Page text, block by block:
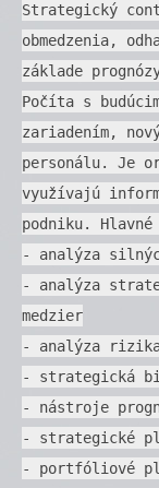
Strategický
obmedzenia,
základe
Počíta s
zariadením,
personálu. Je
využívajú
podniku.
- analýza
- analýza
medzier
- analýza
- strategická
- nástroje
- strategické
- portfóliové